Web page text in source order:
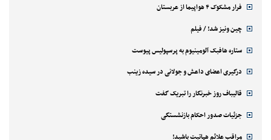
فرار مشکوک ۴ هواپیما از عربستان
چین ونیز شد! / فیلم
ستاره هافبک آلومینیوم به پرسپولیس پیوست
درگیری اعضای داعش و جولانی در سیده زینب
قالیباف روز خبرنگار را تبریک گفت
جزئیات صدور احکام بازنشستگی
مراقب علائم هپاتیت باشید!